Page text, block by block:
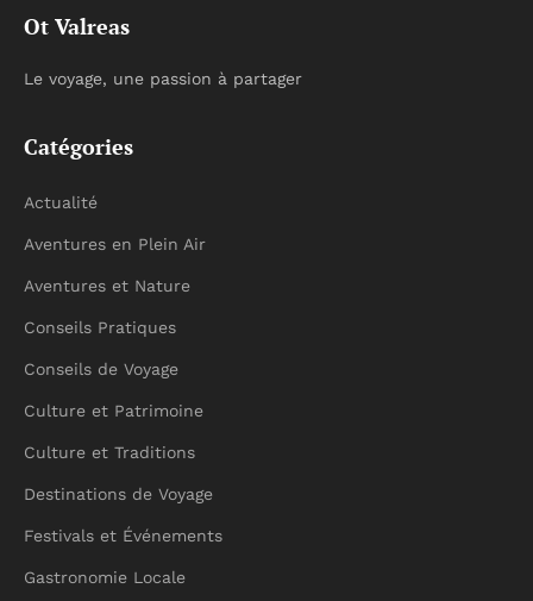
Ot Valreas
Le voyage, une passion à partager
Catégories
Actualité
Aventures en Plein Air
Aventures et Nature
Conseils Pratiques
Conseils de Voyage
Culture et Patrimoine
Culture et Traditions
Destinations de Voyage
Festivals et Événements
Gastronomie Locale